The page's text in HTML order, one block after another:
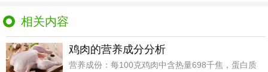
相关内容
鸡肉的营养成分分析
营养成份：每100克鸡肉中含热量698千焦，蛋白质